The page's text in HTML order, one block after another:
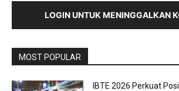
LOGIN UNTUK MENINGGALKAN
MOST POPULAR
IBTE 2026 Perkuat